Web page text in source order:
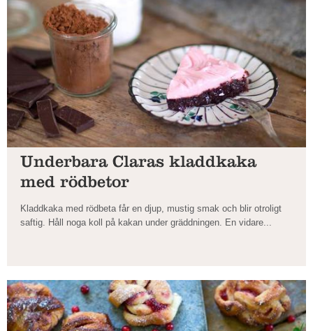
Underbara Claras kladdkaka
med rödbetor
Kladdkaka med rödbeta får en djup, mustig smak och blir otroligt
saftig. Håll noga koll på kakan under gräddningen. En vidare...